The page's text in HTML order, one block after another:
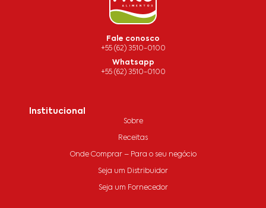
Fale conosco
+55 (62) 3510-0100
Whatsapp
+55 (62) 3510-0100
Institucional
Sobre
Receitas
Onde Comprar – Para o seu negócio
Seja um Distribuidor
Seja um Fornecedor